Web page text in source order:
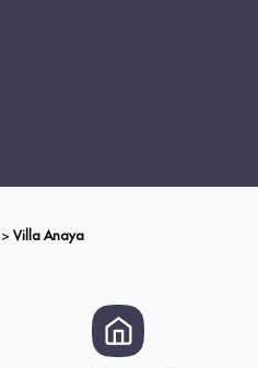
> Villa Anaya